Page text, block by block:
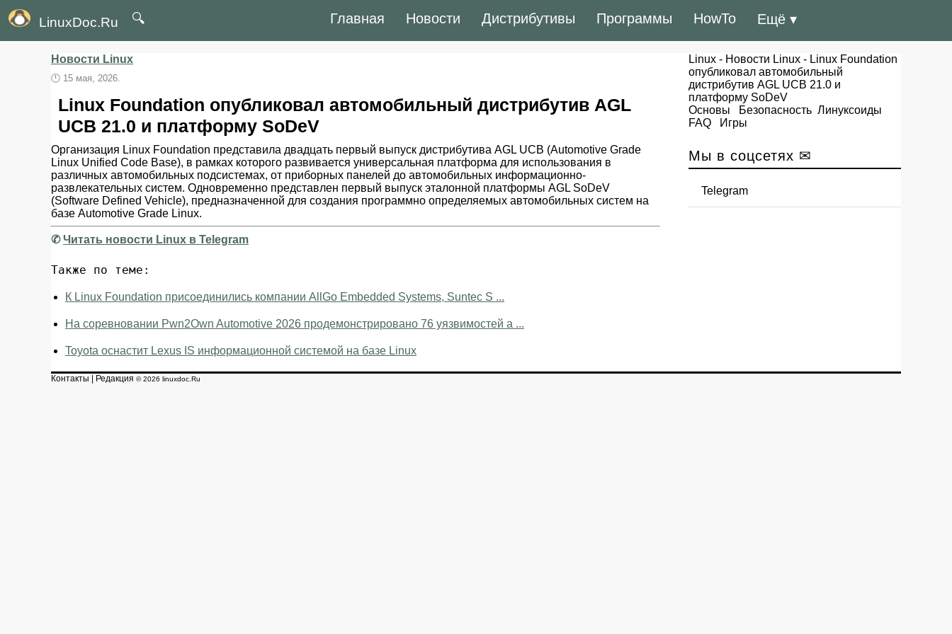
LinuxDoc.Ru 🔍 Главная Новости Дистрибутивы Программы HowTo Ещё ▾
Новости Linux
🕛 15 мая, 2026.
Linux Foundation опубликовал автомобильный дистрибутив AGL
UCB 21.0 и платформу SoDeV
Организация Linux Foundation представила двадцать первый выпуск дистрибутива AGL UCB (Automotive Grade
Linux Unified Code Base), в рамках которого развивается универсальная платформа для использования в
различных автомобильных подсистемах, от приборных панелей до автомобильных информационно-
развлекательных систем. Одновременно представлен первый выпуск эталонной платформы AGL SoDeV
(Software Defined Vehicle), предназначенной для создания программно определяемых автомобильных систем на
базе Automotive Grade Linux.
✆Читать новости Linux в Telegram
Также по теме:
К Linux Foundation присоединились компании AllGo Embedded Systems, Suntec S ...
На соревновании Pwn2Own Automotive 2026 продемонстрировано 76 уязвимостей а ...
Toyota оснастит Lexus IS информационной системой на базе Linux
Linux - Новости Linux - Linux Foundation
опубликовал автомобильный
дистрибутив AGL UCB 21.0 и
платформу SoDeV
Основы
Безопасность Линуксоиды
FAQ
Игры
Мы в соцсетях ✉
Telegram
Контакты Редакция © 2026 linuxdoc.Ru